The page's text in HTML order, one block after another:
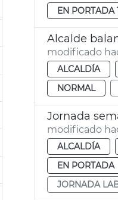
EN PORTADA
Alcalde
modificado
ALCALDÍA
NORMAL
Jornada
modificado
ALCALDÍA
EN PORTADA
JORNADA